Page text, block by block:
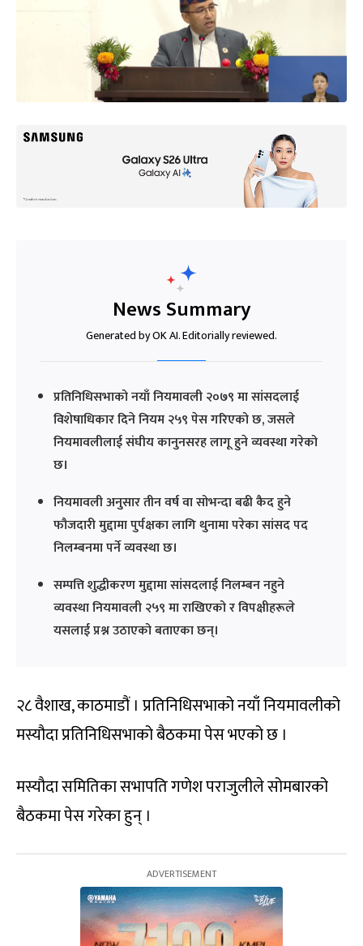
News Summary
Generated by OK AI. Editorially reviewed.
प्रतिनिधिसभाको नयाँ नियमावली २०७९ मा सांसदलाई
विशेषाधिकार दिने नियम २५९ पेस गरिएको छ, जसले
नियमावलीलाई संघीय कानुनसरह लागू हुने व्यवस्था गरेको
छ।
नियमावली अनुसार तीन वर्ष वा सोभन्दा बढी कैद हुने
फौजदारी मुद्दामा पुर्पक्षका लागि थुनामा परेका सांसद पद
निलम्बनमा पर्ने व्यवस्था छ।
सम्पत्ति शुद्धीकरण मुद्दामा सांसदलाई निलम्बन नहुने
व्यवस्था नियमावली २५९ मा राखिएको र विपक्षीहरूले
यसलाई प्रश्न उठाएको बताएका छन्।
२८ वैशाख, काठमाडौं । प्रतिनिधिसभाको नयाँ नियमावलीको
मस्यौदा प्रतिनिधिसभाको बैठकमा पेस भएको छ ।
मस्यौदा समितिका सभापति गणेश पराजुलीले सोमबारको
बैठकमा पेस गरेका हुन् ।